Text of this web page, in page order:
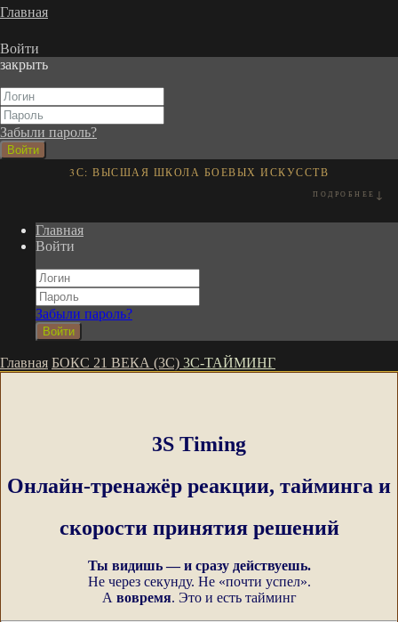
Главная
Войти
закрыть
Забыли пароль?
Войти
3С: ВЫСШАЯ ШКОЛА БОЕВЫХ ИСКУССТВ
ПОДРОБНЕЕ ↓
АВТОР О СИСТЕМЕ ПОДХОД
Более 20 лет научно-исследовательской деятельности в области
биомеханики и преподавания боевых искусств. Педагог (физика и
математика), психолог, корпоративный юрист.
Главная
Войти
Забыли пароль?
Войти
Главная БОКС 21 ВЕКА (3С) 3С-ТАЙМИНГ
3S Timing
Онлайн-тренажёр реакции, тайминга и
скорости принятия решений
Ты видишь — и сразу действуешь.
Не через секунду. Не «почти успел».
А вовремя. Это и есть тайминг